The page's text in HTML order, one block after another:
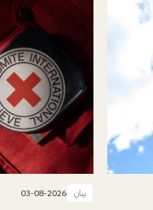
بيان 03-08-2026